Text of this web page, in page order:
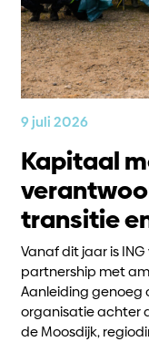
9 juli 2026
Kapitaal
transitie
Vanaf dit jaar is
partnership met
Aanleiding genoeg
organisatie achter
de Moosdijk,